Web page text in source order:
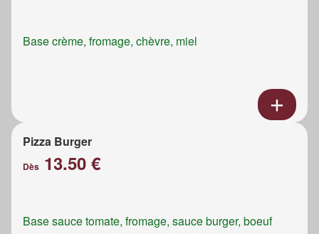
Base crème, fromage, chèvre, miel
Pizza Burger
Dès 13.50 €
Base sauce tomate, fromage, sauce burger, boeuf